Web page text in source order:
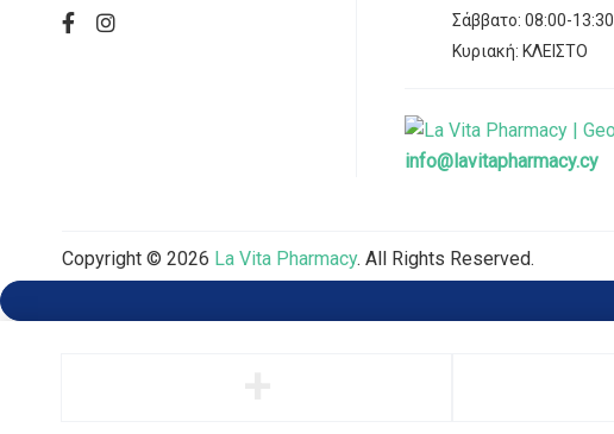
Σάββατο: 08:00-13:30
Κυριακή: ΚΛΕΙΣΤΟ
info@lavitapharmacy.cy
Copyright © 2026 La Vita Pharmacy. All Rights Reserved.